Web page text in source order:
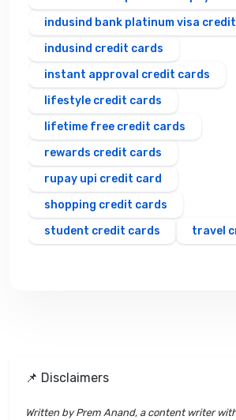
indusind bank platinum visa
indusind credit cards
instant approval credit cards
lifestyle credit cards
lifetime free credit cards
rewards credit cards
rupay upi credit card
shopping credit cards
student credit cards
travel
📌 Disclaimers
Written by Prem Anand, a content writer